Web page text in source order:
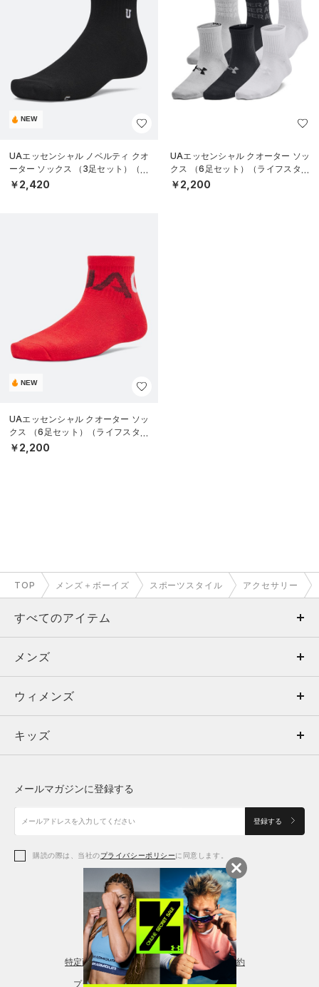
NEW
UAエッセンシャル ノベルティ クオ
ーター ソックス （3足セット）（ラ
イフスタイル/UNISEX）
￥2,420
UAエッセンシャル クオーター ソッ
クス （6足セット）（ライフスタイ
ル/KIDS）
￥2,200
NEW
UAエッセンシャル クオーター ソッ
クス （6足セット）（ライフスタイ
ル/KIDS）
￥2,200
TOP メンズ＋ボーイズ スポーツスタイル アクセサリー
すべてのアイテム
メンズ
ウィメンズ
キッズ
アクセサリー
メンズ
トップス
ボトムス
アクセサリー
ウィメンズ
トップス
シューズ
アクセサリー
レギンス＆タイツ
キッズ
シューズ
メールマガジンに登録する
登録する
購読の際は、当社のプライバシーポリシーに同意します。
特定商取引法に基づく通販の表記 会員規約
プライバシーポリシー